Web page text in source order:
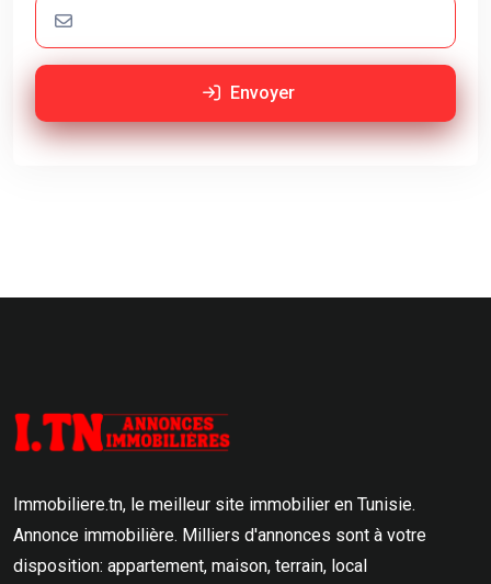
Envoyer
Immobiliere.tn, le meilleur site immobilier en Tunisie.
Annonce immobilière. Milliers d'annonces sont à votre
disposition: appartement, maison, terrain, local